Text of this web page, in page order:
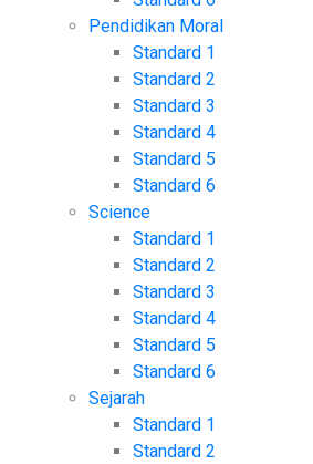
Pendidikan Moral
Standard 1
Standard 2
Standard 3
Standard 4
Standard 5
Standard 6
Science
Standard 1
Standard 2
Standard 3
Standard 4
Standard 5
Standard 6
Sejarah
Standard 1
Standard 2